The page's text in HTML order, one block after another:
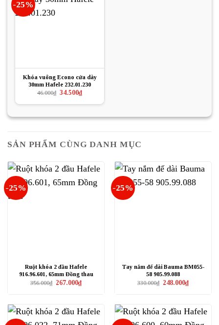
-25%
Khóa vuông Econo cửa dày
30mm Hafele 232.01.230
46.000₫ Giá
là:
34.500₫Giá
hiện
tại
34.500₫.
SẢN PHẨM CÙNG DANH MỤC
-25%
Ruột khóa 2 đầu Hafele
916.96.601, 65mm Đồng thau
356.000₫ Giá
267.000₫Giá
hiện
-25%
Tay nắm đế dài Bauma BM055-
58 905.99.088
330.000₫ Giá
248.000₫Giá
hiện